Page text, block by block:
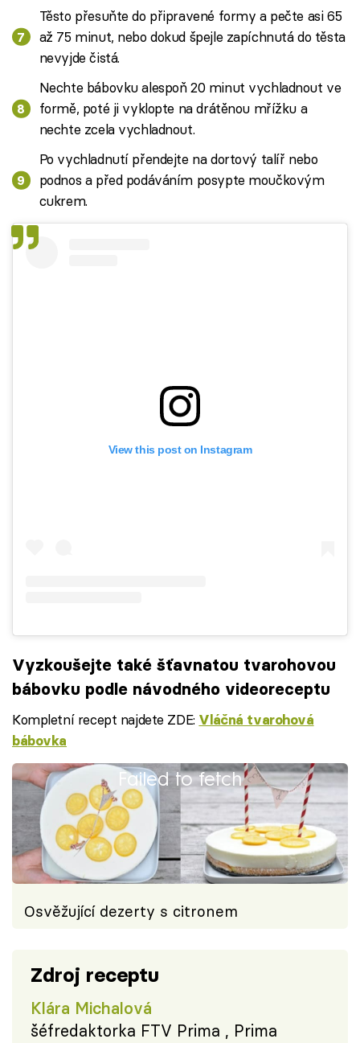
Těsto přesuňte do připravené formy a pečte asi 65
až 75 minut, nebo dokud špejle zapíchnutá do těsta
nevyjde čistá.
Nechte bábovku alespoň 20 minut vychladnout ve
formě, poté ji vyklopte na drátěnou mřížku a
nechte zcela vychladnout.
Po vychladnutí přendejte na dortový talíř nebo
podnos a před podáváním posypte moučkovým
cukrem.
View this post on Instagram
Vyzkoušejte také šťavnatou tvarohovou
bábovku podle návodného videoreceptu
Kompletní recept najdete ZDE: Vláčná tvarohová
bábovka
Failed to fetch
Osvěžující dezerty s citronem
Zdroj receptu
Klára Michalová
šéfredaktorka FTV Prima , Prima